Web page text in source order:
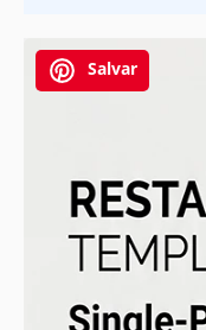
Salvar